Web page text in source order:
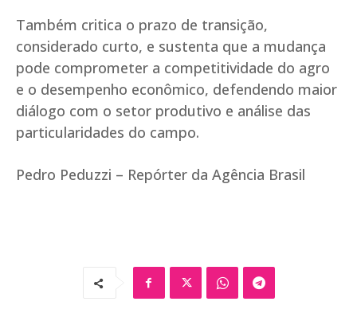
Também critica o prazo de transição,
considerado curto, e sustenta que a mudança
pode comprometer a competitividade do agro
e o desempenho econômico, defendendo maior
diálogo com o setor produtivo e análise das
particularidades do campo.
Pedro Peduzzi – Repórter da Agência Brasil